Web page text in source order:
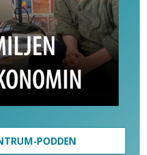
PODDEN